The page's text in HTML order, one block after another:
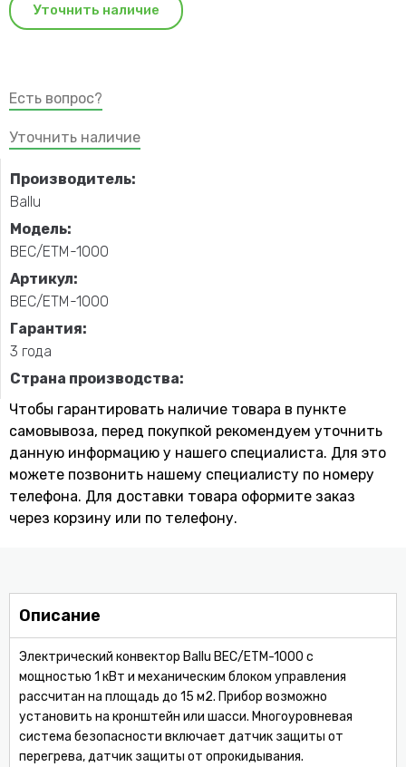
Уточнить наличие
Есть вопрос?
Уточнить наличие
Производитель:
Ballu
Модель:
BEC/ETM-1000
Артикул:
BEC/ETM-1000
Гарантия:
3 года
Страна производства:
Чтобы гарантировать наличие товара в пункте
самовывоза, перед покупкой рекомендуем уточнить
данную информацию у нашего специалиста. Для это
можете позвонить нашему специaлисту по номеру
телефона. Для доставки товара оформите заказ
через корзину или по телефону.
Описание
Электрический конвектор Ballu BEC/ETM-1000 с
мощностью 1 кВт и механическим блоком управления
рассчитан на площадь до 15 м2. Прибор возможно
установить на кронштейн или шасси. Многоуровневая
система безопасности включает датчик защиты от
перегрева, датчик защиты от опрокидывания.